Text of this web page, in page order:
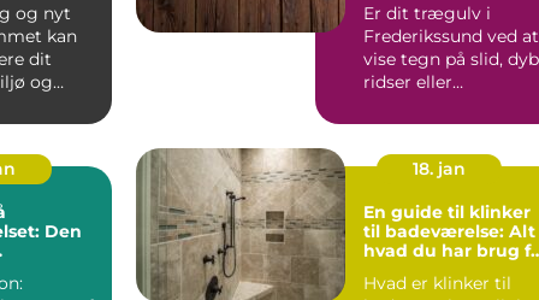
og nyt
kan
dit
og
Er dit trægulv i
Frederikssund ved at
vise tegn på slid,
ridser eller
Den
18. jan
En guide til klinker
til badeværelse: Alt
hvad du har brug
Hvad er klinker til